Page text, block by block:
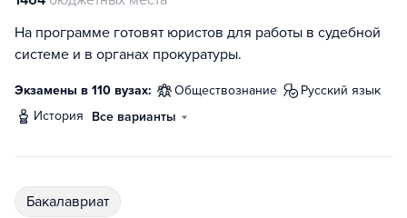
На программе готовят юристов для работы в судебной
системе и в органах прокуратуры.
Экзамены в 110 вузах: обществознание
русский язык
история
Все варианты
бакалавриат